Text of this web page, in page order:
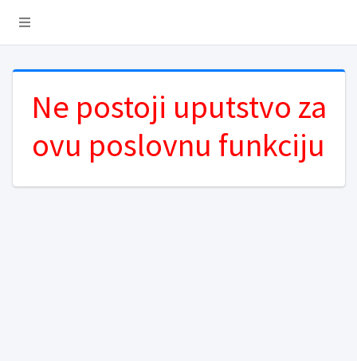
Ne postoji uputstvo za
ovu poslovnu funkciju